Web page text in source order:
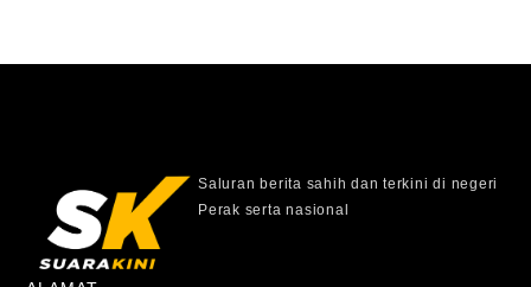
Saluran berita sahih dan terkini di negeri
Perak serta nasional